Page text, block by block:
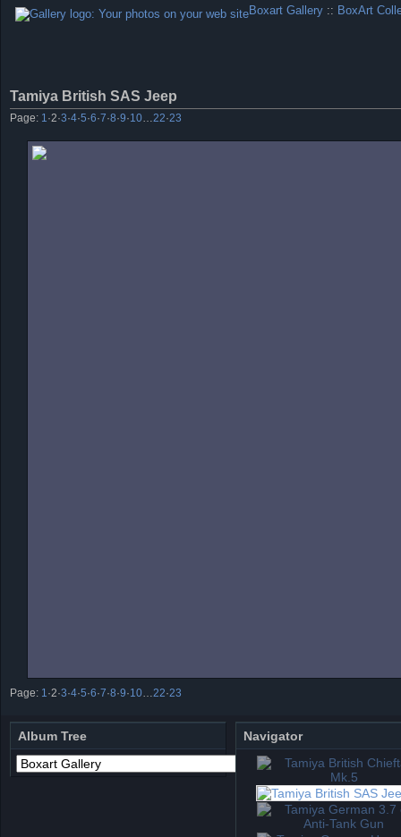
Boxart Gallery :: BoxArt
Tamiya British SAS Jeep
Page: 1 ·2·3·4·5·6·7·8·9·10 22·23
Page: 1 ·2·3·4·5·6·7·8·9·10 22·23
Album Tree Navigator